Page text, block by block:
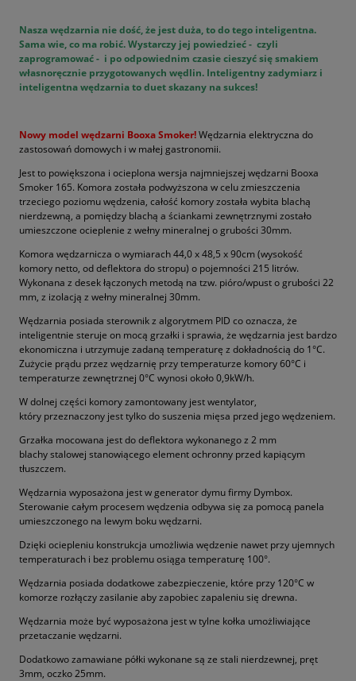
Nasza wędzarnia nie dość, że jest duża, to do tego inteligentna.
Sama wie, co ma robić. Wystarczy jej powiedzieć - czyli
zaprogramować - i po odpowiednim czasie cieszyć się smakiem
własnoręcznie przygotowanych wędlin. Inteligentny zadymiarz i
inteligentna wędzarnia to duet skazany na sukces!
Nowy model wędzarni Booxa Smoker!Wędzarnia elektryczna do
zastosowań domowych i w małej gastronomii.
Jest to powiększona i ocieplona wersja najmniejszej wędzarni Booxa
Smoker 165. Komora została podwyższona w celu zmieszczenia
trzeciego poziomu wędzenia, całość komory została wybita blachą
nierdzewną, a pomiędzy blachą a ściankami zewnętrznymi zostało
umieszczone ocieplenie z wełny mineralnej o grubości 30mm.
Komora wędzarnicza o wymiarach 44,0 x 48,5 x 90cm (wysokość
komory netto, od deflektora do stropu) o pojemności 215 litrów.
Wykonana z desek łączonych metodą na tzw. pióro/wpust o grubości 22
mm, z izolacją z wełny mineralnej 30mm.
Wędzarnia posiada sterownik z algorytmem PID co oznacza, że
inteligentnie steruje on mocą grzałki i sprawia, że wędzarnia jest bardzo
ekonomiczna i utrzymuje zadaną temperaturę z dokładnością do 1°C.
Zużycie prądu przez wędzarnię przy temperaturze komory 60°C i
temperaturze zewnętrznej 0°C wynosi około 0,9kW/h.
W dolnej części komory zamontowany jest wentylator,
który przeznaczony jest tylko do suszenia mięsa przed jego wędzeniem.
Grzałka mocowana jest do deflektora wykonanego z 2 mm
blachy stalowej stanowiącego element ochronny przed kapiącym
tłuszczem.
Wędzarnia wyposażona jest w generator dymu firmy Dymbox.
Sterowanie całym procesem wędzenia odbywa się za pomocą panela
umieszczonego na lewym boku wędzarni.
Dzięki ociepleniu konstrukcja umożliwia wędzenie nawet przy ujemnych
temperaturach i bez problemu osiąga temperaturę 100°.
Wędzarnia posiada dodatkowe zabezpieczenie, które przy 120°C w
komorze rozłączy zasilanie aby zapobiec zapaleniu się drewna.
Wędzarnia może być wyposażona jest w tylne kołka umożliwiające
przetaczanie wędzarni.
Dodatkowo zamawiane półki wykonane są ze stali nierdzewnej, pręt
3mm, oczko 25mm.